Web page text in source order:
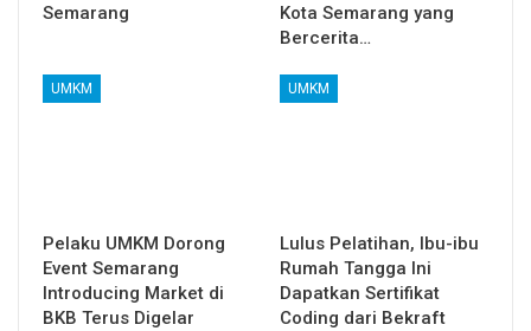
Semarang
Kota Semarang yang
Bercerita…
UMKM
Pelaku UMKM Dorong
Event Semarang
Introducing Market di
BKB Terus Digelar
UMKM
Lulus Pelatihan, Ibu-ibu
Rumah Tangga Ini
Dapatkan Sertifikat
Coding dari Bekraft